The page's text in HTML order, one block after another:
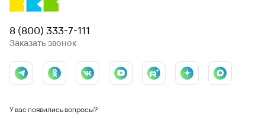
8 (800) 333-7-111
Заказать звонок
У вас появились вопросы?